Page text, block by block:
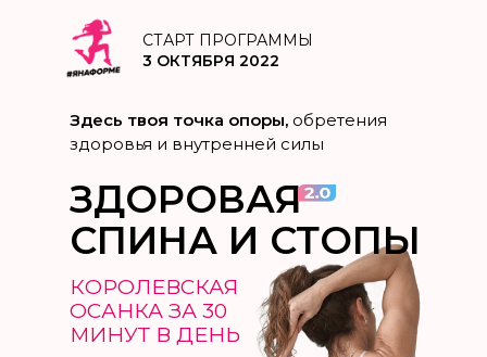
ЗДОРОВАЯ
СПИНА И СТОПЫ
КОРОЛЕВСКАЯ
ОСАНКА ЗА 30
МИНУТ В ДЕНЬ
Здесь твоя точка опоры, обретения
здоровья и внутренней силы
СТАРТ ПРОГРАММЫ
3 ОКТЯБРЯ 2022